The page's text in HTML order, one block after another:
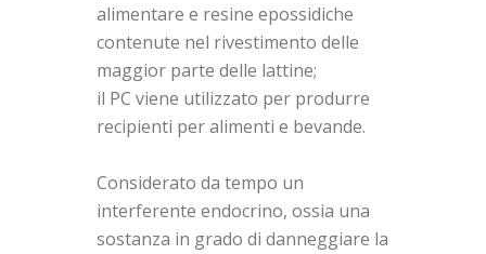
alimentare e resine epossidiche
contenute nel rivestimento delle
maggior parte delle lattine;
il PC viene utilizzato per produrre
recipienti per alimenti e bevande.
Considerato da tempo un
interferente endocrino, ossia una
sostanza in grado di danneggiare la